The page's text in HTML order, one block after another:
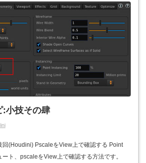
小技その肆
回(Houdini) PscaleをView上で確認する Point
ト、pscaleをView上で確認する方法です。